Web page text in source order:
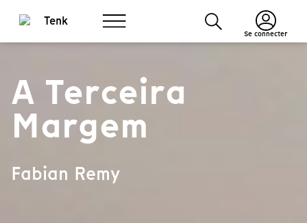
Se connecter
A Terceira
Margem
Fabian Remy